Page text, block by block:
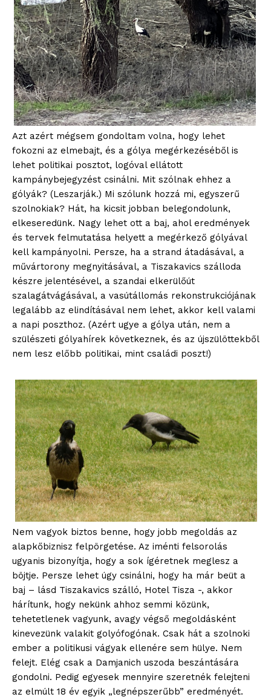
Azt azért mégsem gondoltam volna, hogy lehet
fokozni az elmebajt, és a gólya megérkezéséből is
lehet politikai posztot, logóval ellátott
kampánybejegyzést csinálni. Mit szólnak ehhez a
gólyák? (Leszarják.) Mi szólunk hozzá mi, egyszerű
szolnokiak? Hát, ha kicsit jobban belegondolunk,
elkeseredünk. Nagy lehet ott a baj, ahol eredmények
és tervek felmutatása helyett a megérkező gólyával
kell kampányolni. Persze, ha a strand átadásával, a
művártorony megnyitásával, a Tiszakavics szálloda
készre jelentésével, a szandai elkerülőút
szalagátvágásával, a vasútállomás rekonstrukciójának
legalább az elindításával nem lehet, akkor kell valami
a napi poszthoz. (Azért ugye a gólya után, nem a
szülészeti gólyahírek következnek, és az újszülöttekből
nem lesz előbb politikai, mint családi poszt!)
Nem vagyok biztos benne, hogy jobb megoldás az
alapkőbiznisz felpörgetése. Az iménti felsorolás
ugyanis bizonyítja, hogy a sok ígéretnek meglesz a
böjtje. Persze lehet úgy csinálni, hogy ha már beüt a
baj – lásd Tiszakavics szálló, Hotel Tisza -, akkor
hárítunk, hogy nekünk ahhoz semmi közünk,
tehetetlenek vagyunk, avagy végső megoldásként
kinevezünk valakit golyófogónak. Csak hát a szolnoki
ember a politikusi vágyak ellenére sem hülye. Nem
felejt. Elég csak a Damjanich uszoda beszántására
gondolni. Pedig egyesek mennyire szeretnék felejteni
az elmúlt 18 év egyik „legnépszerűbb” eredményét.